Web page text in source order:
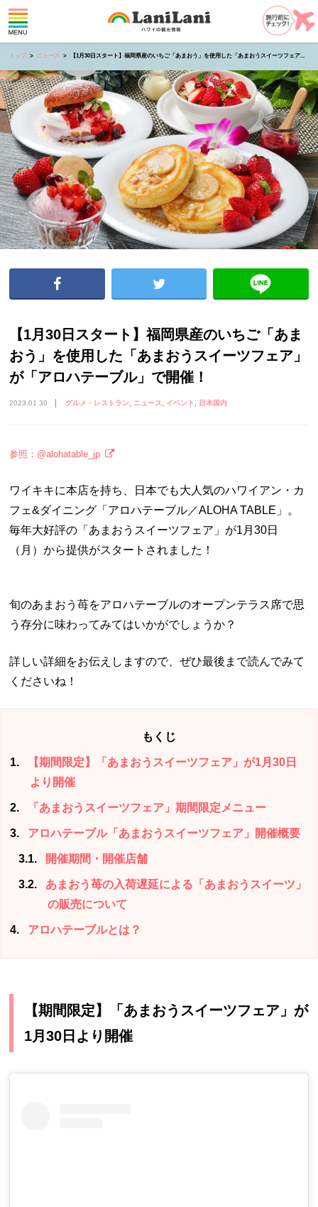
トップ ニュース 【1月30日スタート】福岡県産のいちご「あまおう」を使用した「あまおうスイーツフェア...
【1月30日スタート】福岡県産のいちご「あま
おう」を使用した「あまおうスイーツフェア」
が「アロハテーブル」で開催！
2023.01.30 グルメ・レストラン ニュース イベント 日本国内
参照：@alohatable_jp
ワイキキに本店を持ち、日本でも大人気のハワイアン・カ
フェ&ダイニング「アロハテーブル／ALOHA TABLE」。
毎年大好評の「あまおうスイーツフェア」が1月30日
（月）から提供がスタートされました！
旬のあまおう苺をアロハテーブルのオープンテラス席で思
う存分に味わってみてはいかがでしょうか？
詳しい詳細をお伝えしますので、ぜひ最後まで読んでみて
くださいね！
もくじ
1
【期間限定】「あまおうスイーツフェア」が1月30日
より開催
2 「あまおうスイーツフェア」期間限定メニュー
3 アロハテーブル「あまおうスイーツフェア」開催概要
3.1 開催期間・開催店舗
3.2
あまおう苺の入荷遅延による「あまおうスイーツ」
の販売について
4 アロハテーブルとは？
【期間限定】「あまおうスイーツフェア」が
1月30日より開催